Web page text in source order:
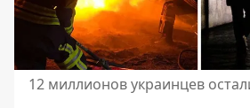
12 миллионов украинцев